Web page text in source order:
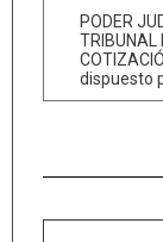
PODER
TRIBUNAL
dispuesto